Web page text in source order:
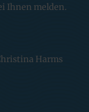
Ihnen melden.
Harms